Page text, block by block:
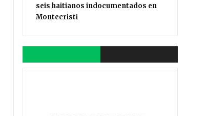
seis haitianos indocumentados en
Montecristi